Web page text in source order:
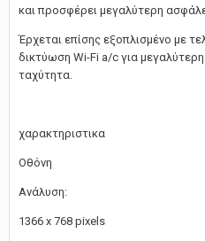
και προσφέρει μεγαλύτερη
Έρχεται επίσης εξοπλισμένο με
δικτύωση Wi-Fi a/c για
ταχύτητα.
χαρακτηριστικα
Οθόνη
Ανάλυση:
1366 x 768 pixels